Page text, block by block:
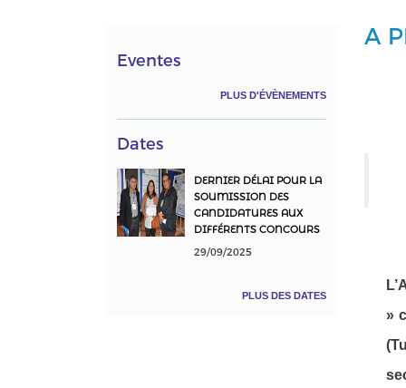
A
»
Eventes
PLUS D'ÉVÈNEMENTS
Dates
DERNIER DÉLAI POUR LA
SOUMISSION DES
CANDIDATURES AUX
DIFFÉRENTS CONCOURS
29/09/2025
PLUS DES DATES